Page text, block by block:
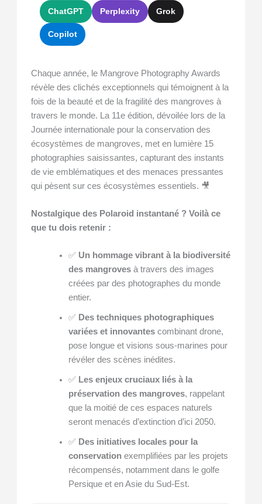
ChatGPT Perplexity Grok
Copilot
Chaque année, le Mangrove Photography Awards
révèle des clichés exceptionnels qui témoignent à la
fois de la beauté et de la fragilité des mangroves à
travers le monde. La 11e édition, dévoilée lors de la
Journée internationale pour la conservation des
écosystèmes de mangroves, met en lumière 15
photographies saisissantes, capturant des instants
de vie emblématiques et des menaces pressantes
qui pèsent sur ces écosystèmes essentiels. 🎥
Nostalgique des Polaroid instantané ? Voilà ce
que tu dois retenir :
✅ Un hommage vibrant à la biodiversité
des mangrovesà travers des images
créées par des photographes du monde
entier.
✅ Des techniques photographiques
variées et innovantescombinant drone,
pose longue et visions sous-marines pour
révéler des scènes inédites.
✅ Les enjeux cruciaux liés à la
préservation des mangroves, rappelant
que la moitié de ces espaces naturels
seront menacés d’extinction d’ici 2050.
✅ Des initiatives locales pour la
conservationexemplifiées par les projets
récompensés, notamment dans le golfe
Persique et en Asie du Sud-Est.